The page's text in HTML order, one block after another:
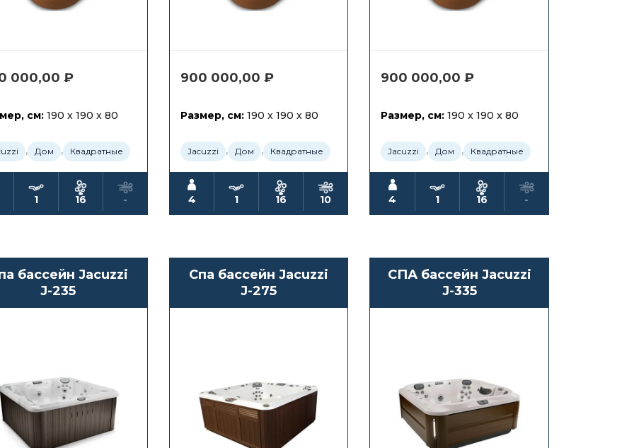
000,00 ₽
см:190 x 190 x 80
, Дом , Квадратные
1 16 -
900 000,00 ₽
Размер, см:190 x 190 x 80
Jacuzzi , Дом , Квадратные
4 1 16 10
900 000,00₽
Размер, см: 190 x 190 x 80
Jacuzzi , Дом , Квадратные
4 1 16 -
бассейн Jacuzzi
J-235
Спа бассейн Jacuzzi
J-275
СПА бассейн Jacuzzi
J-335